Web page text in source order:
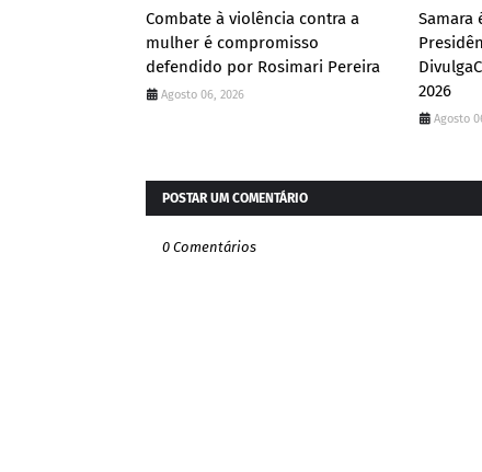
Combate à violência contra a
mulher é compromisso
defendido por Rosimari Pereira
Agosto 06, 2026
Samara
2026
Agosto
POSTAR UM COMENTÁRIO
0 Comentários